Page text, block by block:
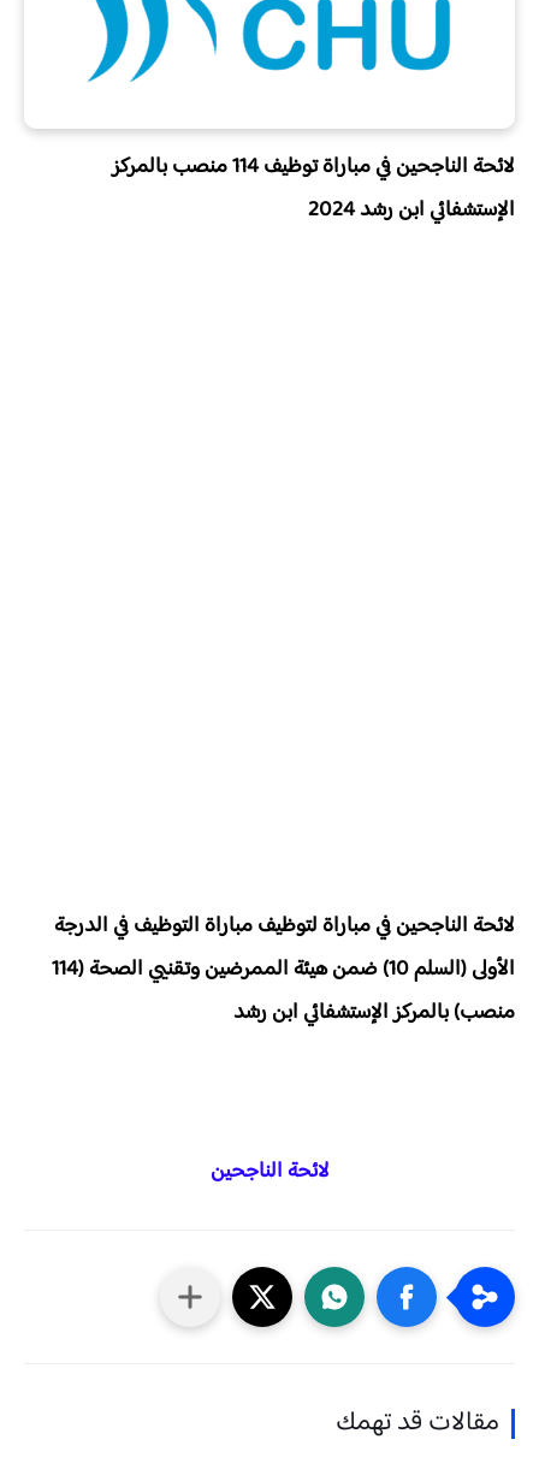
لائحة الناجحين في مباراة توظيف 114 منصب بالمركز
الإستشفائي ابن رشد 2024
لائحة الناجحين في مباراة لتوظيف مباراة التوظيف في الدرجة
الأولى (السلم 10) ضمن هيئة الممرضين وتقنيي الصحة (114
منصب) بالمركز الإستشفائي ابن رشد
لائحة الناجحين
مقالات قد تهمك